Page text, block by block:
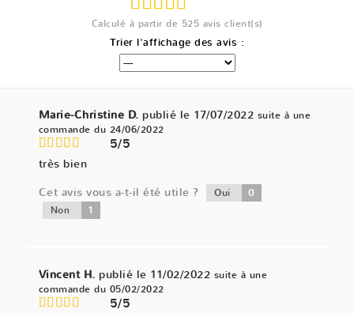
Calculé à partir de 525 avis client(s)
Trier l'affichage des avis :
Marie-Christine D.publié le 17/07/2022 suite à une
commande du 24/06/2022
5/5
très bien
Cet avis vous a-t-il été utile ?
Oui 0
Non 1
Vincent H.publié le 11/02/2022 suite à une
commande du 05/02/2022
5/5